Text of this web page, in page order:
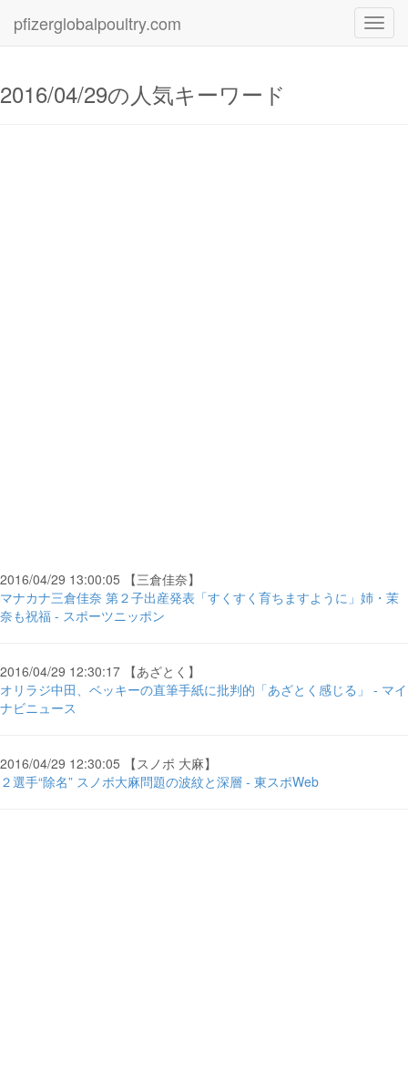
pfizerglobalpoultry.com
2016/04/29の人気キーワード
2016/04/29 13:00:05 【三倉佳奈】
マナカナ三倉佳奈 第２子出産発表「すくすく育ちますように」姉・茉
奈も祝福 - スポーツニッポン
2016/04/29 12:30:17 【あざとく】
オリラジ中田、ベッキーの直筆手紙に批判的「あざとく感じる」 - マイ
ナビニュース
2016/04/29 12:30:05 【スノボ 大麻】
２選手“除名” スノボ大麻問題の波紋と深層 - 東スポWeb